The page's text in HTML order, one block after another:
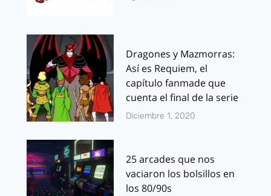
Dragones y Mazmorras:
Así es Requiem, el
capítulo fanmade que
cuenta el final de la serie
Diciembre 1, 2020
25 arcades que nos
vaciaron los bolsillos en
los 80/90s